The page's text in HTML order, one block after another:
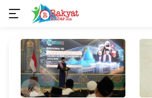
konten
«